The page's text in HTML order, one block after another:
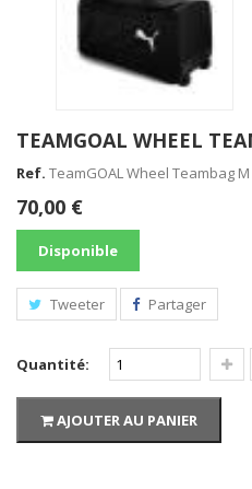
TEAMGOAL WHEEL
Ref. TeamGOAL Wheel Teambag M
70,00 €
Disponible
Tweeter Partager
Quantité:
AJOUTER AU PANIER
Sac